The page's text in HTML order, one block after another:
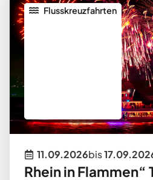
Flusskreuzfahrten
11.09.2026bis
Rhein in Flammen“